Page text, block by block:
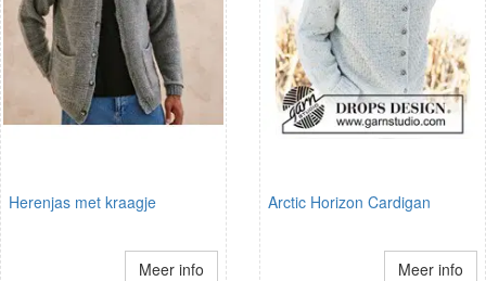
Herenjas met kraagje
Meer info
Arctic Horizon Cardigan
Meer info